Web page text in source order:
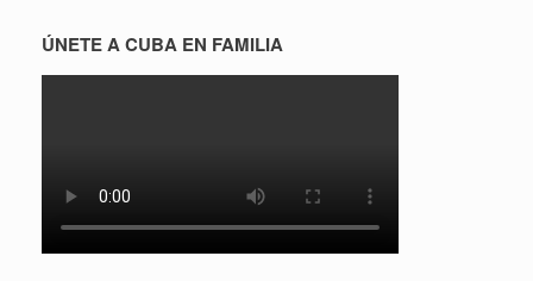
ÚNETE A CUBA EN FAMILIA